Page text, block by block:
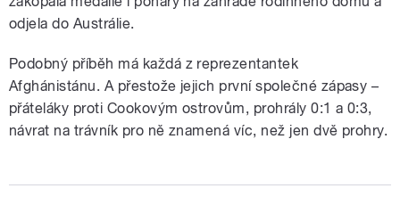
odjela do Austrálie.
Podobný příběh má každá z reprezentantek
Afghánistánu. A přestože jejich první společné zápasy –
přáteláky proti Cookovým ostrovům, prohrály 0:1 a 0:3,
návrat na trávník pro ně znamená víc, než jen dvě prohry.